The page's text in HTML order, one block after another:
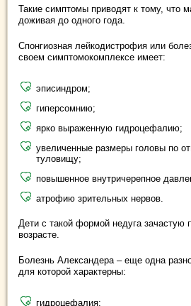
Такие симптомы приводят к тому, что
доживая до одного года.
Спонгиозная лейкодистрофия или
своем симптомокомплексе имеет:
эписиндром;
гиперсомнию;
ярко выраженную гидроцефалию;
увеличенные размеры головы по
туловищу;
повышенное внутричерепное
атрофию зрительных нервов.
Дети с такой формой недуга зачастую
возрасте.
Болезнь Александера – еще одна
для которой характерны:
гидроцефалия;